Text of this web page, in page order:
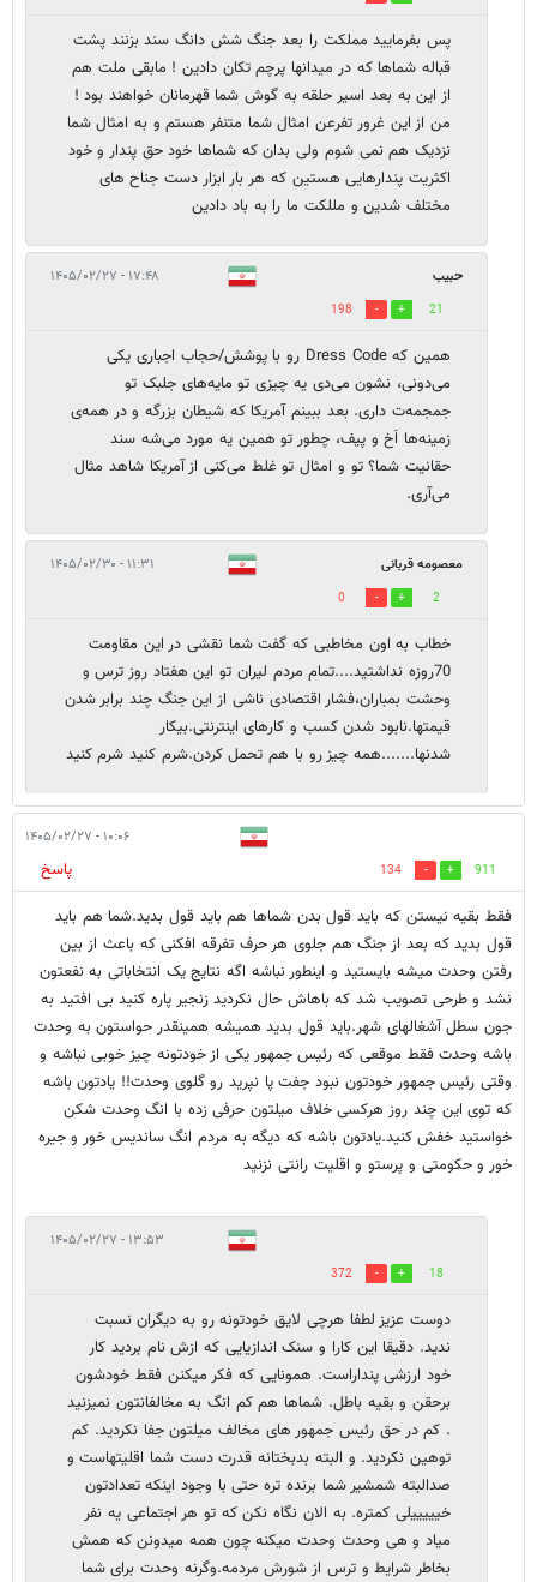
پس بفرمایید مملکت را بعد جنگ شش دانگ سند بزنند پشت
قباله شماها که در میدانها پرچم تکان دادین ! مابقی ملت هم
از این به بعد اسیر حلقه به گوش شما قهرمانان خواهند بود !
من از این غرور تفرعن امثال شما متنفر هستم و به امثال شما
نزدیک هم نمی شوم ولی بدان که شماها خود حق پندار و خود
اکثریت پندارهایی هستین که هر بار ابزار دست جناح های
مختلف شدین و مللکت ما را به باد دادین
حبیب ۱۷:۴۸ - ۱۴۰۵/۰۲/۲۷
21
198
همین که Dress Code رو با پوشش/حجاب اجباری یکی
می‌دونی، نشون می‌دی یه چیزی تو مایه‌های جلبک تو
جمجمه‌ت داری. بعد ببینم آمریکا که شیطان بزرگه و در همه‌ی
زمینه‌ها اَخ و پیف، چطور تو همین یه مورد می‌شه سند
حقانیت شما؟ تو و امثال تو غلط می‌کنی از آمریکا شاهد مثال
می‌آری.
معصومه قربانی ۱۱:۳۱ - ۱۴۰۵/۰۲/۳۰
2
0
خطاب به اون مخاطبی که گفت شما نقشی در این مقاومت
70روزه نداشتید....تمام مردم لیران تو این هفتاد روز ترس و
وحشت بمباران،فشار اقتصادی ناشی از این جنگ چند برابر شدن
قیمتها.نابود شدن کسب و کارهای اینترنتی.بیکار
شدنها.......همه چیز رو با هم تحمل کردن.شرم کنید شرم کنید
۱۰:۰۶ - ۱۴۰۵/۰۲/۲۷
911
134
پاسخ
فقط بقیه نیستن که باید قول بدن شماها هم باید قول بدید.شما هم باید
قول بدید که بعد از جنگ هم جلوی هر حرف تفرقه افکنی که باعث از بین
رفتن وحدت میشه بایستید و اینطور نباشه اگه نتایج یک انتخاباتی به نفعتون
نشد و طرحی تصویب شد که باهاش حال نکردید زنجیر پاره کنید بی افتید به
جون سطل آشغالهای شهر.باید قول بدید همیشه همینقدر حواستون به وحدت
باشه وحدت فقط موقعی که رئیس جمهور یکی از خودتونه چیز خوبی نباشه و
وقتی رئیس جمهور خودتون نبود جفت پا نپرید رو گلوی وحدت!! یادتون باشه
که توی این چند روز هرکسی خلاف میلتون حرفی زده با انگ وحدت شکن
خواستید خفش کنید.یادتون باشه که دیگه به مردم انگ ساندیس خور و جیره
خور و حکومتی و پرستو و اقلیت رانتی نزنید
۱۳:۵۳ - ۱۴۰۵/۰۲/۲۷
18
372
دوست عزیز لطفا هرچی لایق خودتونه رو به دیگران نسبت
ندید. دقیقا این کارا و سنک اندازیایی که ازش نام بردید کار
خود ارزشی پنداراست. همونایی که فکر میکنن فقط خودشون
برحقن و بقیه باطل. شماها هم کم انگ به مخالفانتون نمیزنید
. کم در حق رئیس جمهور های مخالف میلتون جفا نکردید. کم
توهین نکردید. و البته بدبختانه قدرت دست شما اقلیتهاست و
صدالبته شمشیر شما برنده تره حتی با وجود اینکه تعدادتون
خیییییلی کمتره. به الان نگاه نکن که تو هر اجتماعی یه نفر
میاد و هی وحدت وحدت میکنه چون همه میدونن که همش
بخاطر شرایط و ترس از شورش مردمه.وگرنه وحدت برای شما